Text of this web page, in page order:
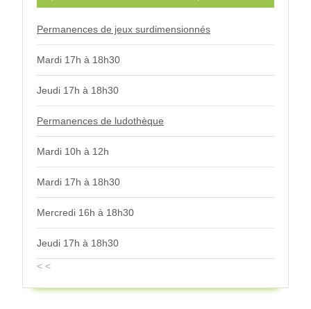
Permanences de jeux surdimensionnés
Mardi 17h à 18h30
Jeudi 17h à 18h30
Permanences de ludothèque
Mardi 10h à 12h
Mardi 17h à 18h30
Mercredi 16h à 18h30
Jeudi 17h à 18h30
< <